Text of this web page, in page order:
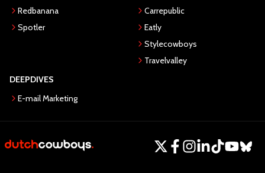
Redbanana
Spotler
Carrepublic
Eatly
Stylecowboys
Travelvalley
DEEPDIVES
E-mail Marketing